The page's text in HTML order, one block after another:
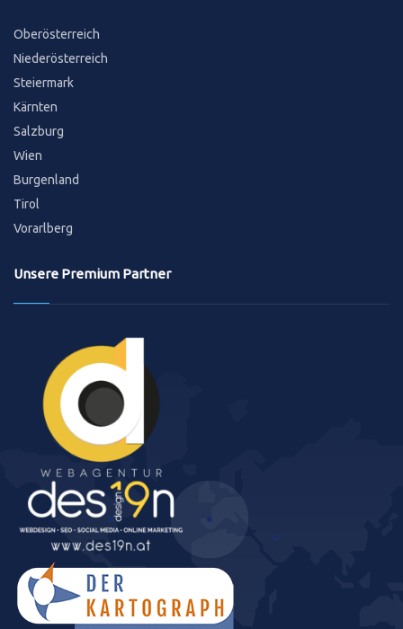
Oberösterreich
Niederösterreich
Steiermark
Kärnten
Salzburg
Wien
Burgenland
Tirol
Vorarlberg
Unsere Premium Partner